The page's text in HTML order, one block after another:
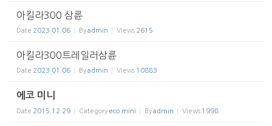
아킬라300 삼륜
Date 2023.01.06 Byadmin Views 2615
아킬라300트레일러삼륜
Date 2023.01.06 Byadmin Views 10883
에코 미니
Date 2015.12.29 Category eco mini Byadmin Views 1998